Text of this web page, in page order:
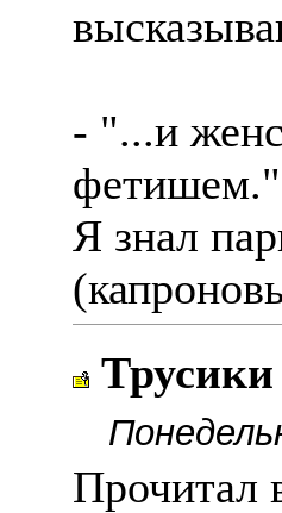
- "...и
фетишем."
Я знал
Прочитал